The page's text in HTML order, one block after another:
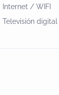
Internet / WIFI
Televisión digital